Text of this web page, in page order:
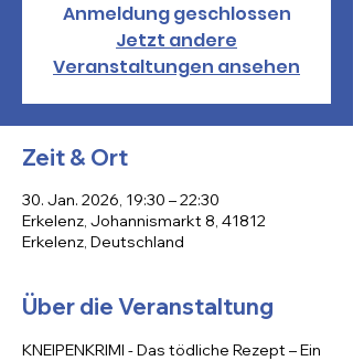
Anmeldung geschlossen
Jetzt andere
Veranstaltungen ansehen
Zeit & Ort
30. Jan. 2026, 19:30 – 22:30
Erkelenz, Johannismarkt 8, 41812
Erkelenz, Deutschland
Über die Veranstaltung
KNEIPENKRIMI - Das tödliche Rezept – Ein